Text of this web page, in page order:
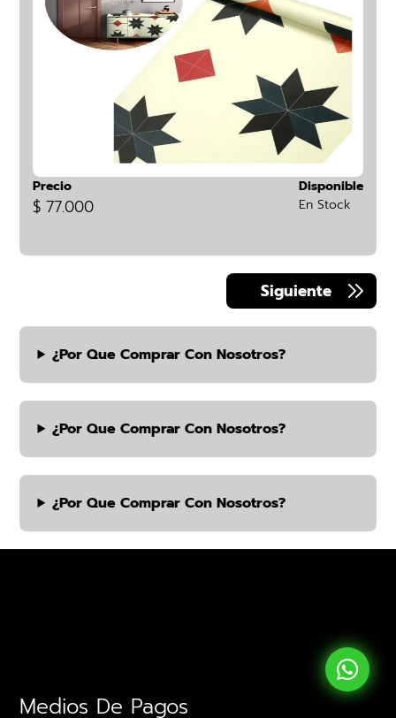
Precio
$ 77.000
Disponible
En Stock
¿por Que Comprar Con Nosotros?
¿por Que Comprar Con Nosotros?
¿por Que Comprar Con Nosotros?
Medios De Pagos